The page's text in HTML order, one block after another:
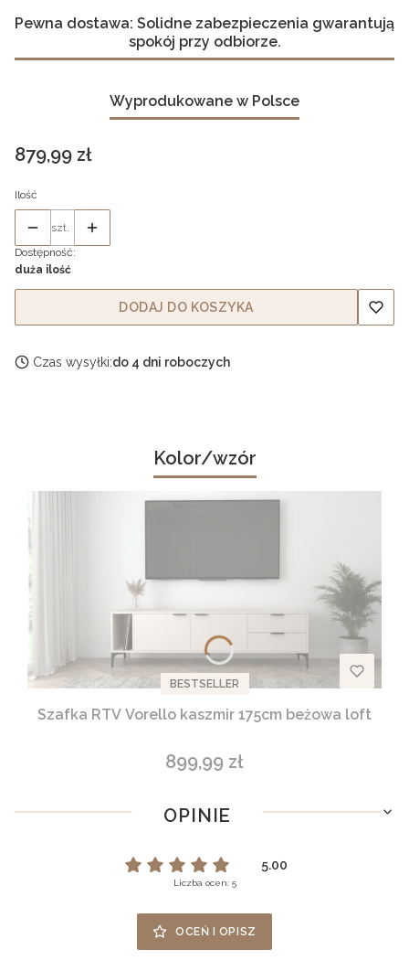
Pewna dostawa: Solidne zabezpieczenia gwarantują
spokój przy odbiorze.
Wyprodukowane w Polsce
Cena
879,99 zł
Ilość
szt.
Dostępność:
duża ilość
DODAJ DO KOSZYKA
Czas wysyłki:do 4 dni roboczych
Kolor/wzór
BESTSELLER
Szafka RTV Vorello kaszmir 175cm beżowa loft
Cena
899,99 zł
OPINIE
5.00
Liczba ocen: 5
OCEŃ I OPISZ